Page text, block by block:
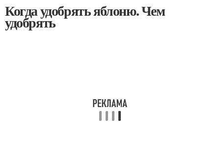
Когда удобрять яблоню. Чем
удобрять